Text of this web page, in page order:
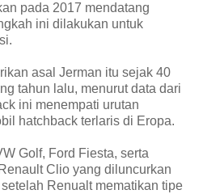
pada 2017 mendatang
ini dilakukan untuk
asal Jerman itu sejak 40
tahun lalu, menurut data dari
ini menempati urutan
hatchback terlaris di Eropa.
Golf, Ford Fiesta, serta
Clio yang diluncurkan
Renualt mematikan tipe